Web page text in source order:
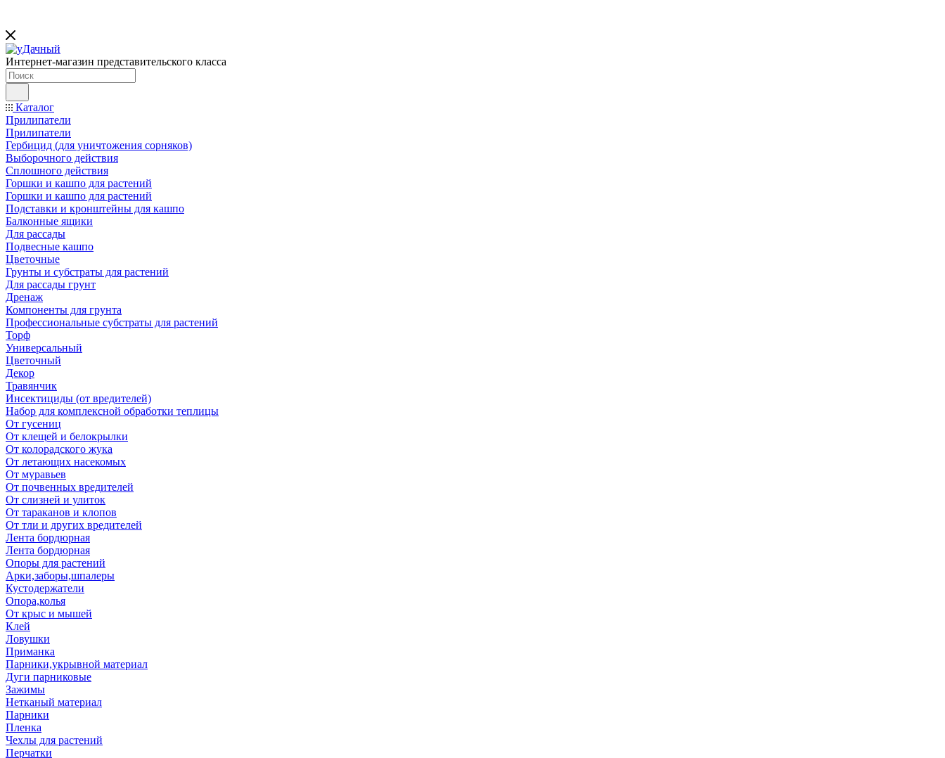
Интернет-магазин представительского класса
Каталог
Прилипатели
Прилипатели
Гербицид (для уничтожения сорняков)
Выборочного действия
Сплошного действия
Горшки и кашпо для растений
Горшки и кашпо для растений
Подставки и кронштейны для кашпо
Балконные ящики
Для рассады
Подвесные кашпо
Цветочные
Грунты и субстраты для растений
Для рассады грунт
Дренаж
Компоненты для грунта
Профессиональные субстраты для растений
Торф
Универсальный
Цветочный
Декор
Травянчик
Инсектициды (от вредителей)
Набор для комплексной обработки теплицы
От гусениц
От клещей и белокрылки
От колорадского жука
От летающих насекомых
От муравьев
От почвенных вредителей
От слизней и улиток
От тараканов и клопов
От тли и других вредителей
Лента бордюрная
Лента бордюрная
Опоры для растений
Арки,заборы,шпалеры
Кустодержатели
Опора,колья
От крыс и мышей
Клей
Ловушки
Приманка
Парники,укрывной материал
Дуги парниковые
Зажимы
Нетканый материал
Парники
Пленка
Чехлы для растений
Перчатки